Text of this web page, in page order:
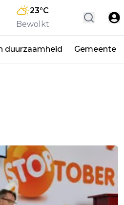
23°C
Bewolkt
duurzaamheid Gemeente